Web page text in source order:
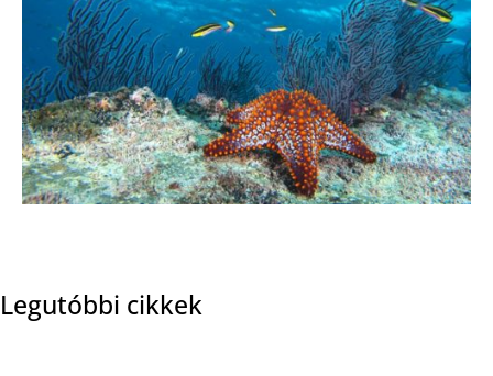
Legutóbbi cikkek